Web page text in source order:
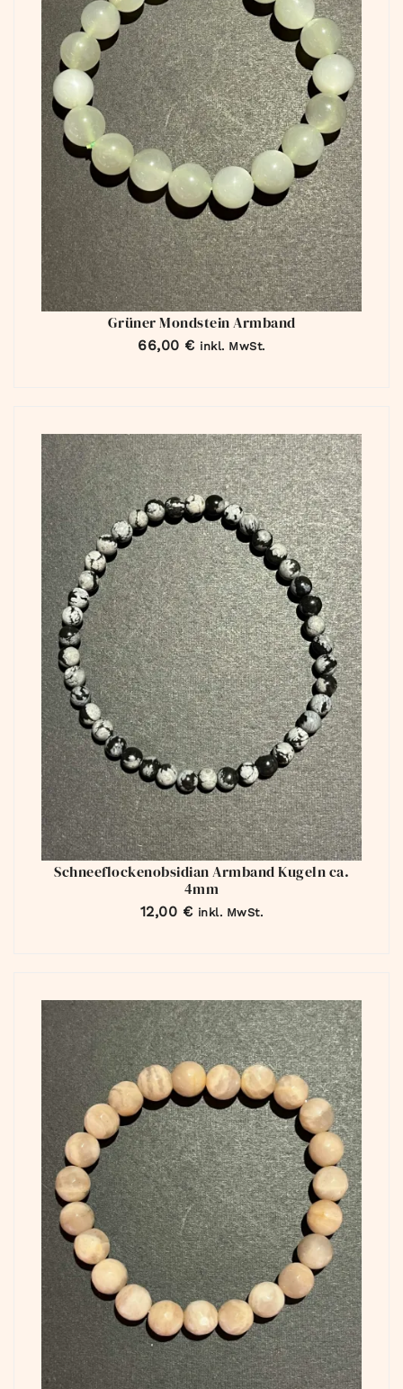
Grüner Mondstein Armband
66,00 € inkl. MwSt.
Schneeflockenobsidian Armband Kugeln ca.
4mm
12,00 € inkl. MwSt.